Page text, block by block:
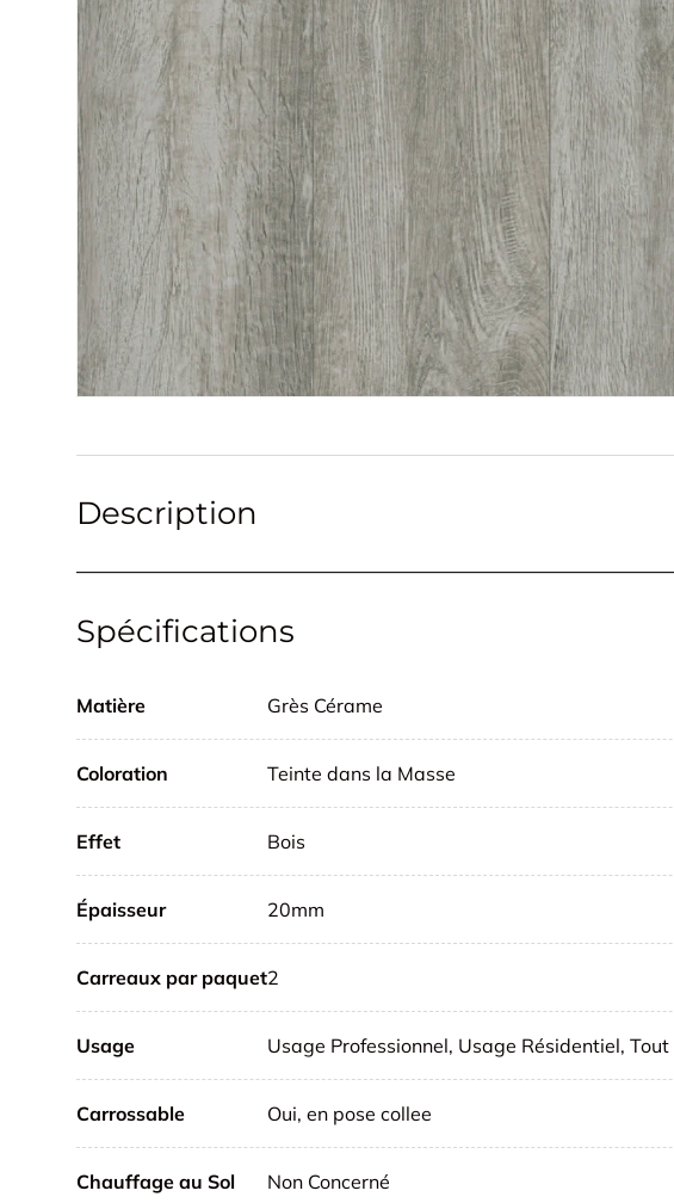
Description
Spécifications
Matière Grès Cérame
Coloration Teinte dans la Masse
Effet Bois
Épaisseur 20mm
Carreaux par paquet2
Usage Usage Professionnel, Usage Résidentiel,
Carrossable Oui, en pose collee
Chauffage au Sol Non Concerné